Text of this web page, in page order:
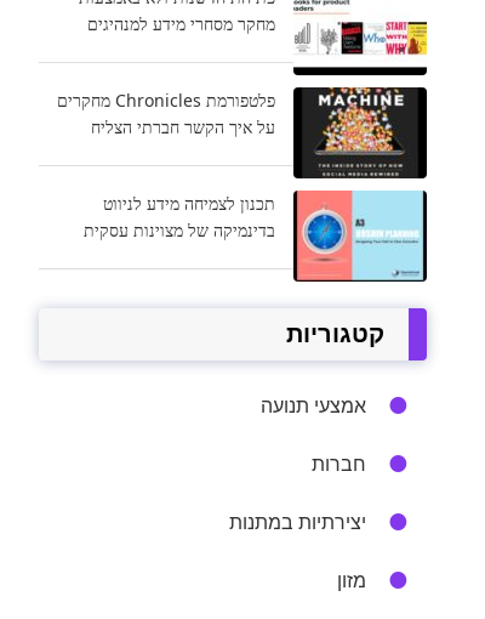
מחקר מסחרי מידע למנהיגים
פלטפורמת Chronicles מחקרים
על איך הקשר חברתי הצליח
תכנון לצמיחה מידע לניווט
בדינמיקה של מצוינות עסקית
קטגוריות
אמצעי תנועה
חברות
יצירתיות במתנות
מזון